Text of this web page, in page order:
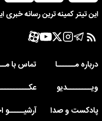
این تیتر کمینه ترین رسانه خبری
درباره مــــــا
تماس با
ویــــــــدیو
پادکست و صدا
آرشیـــــو